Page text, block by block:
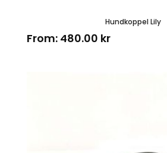
Hundkoppel Lily
From: 480.00 kr